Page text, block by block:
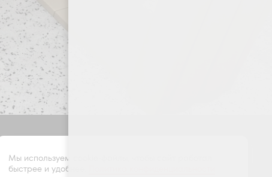
Мы используем cookie-файлы, чтобы сайт работал
быстрее и удобнее.